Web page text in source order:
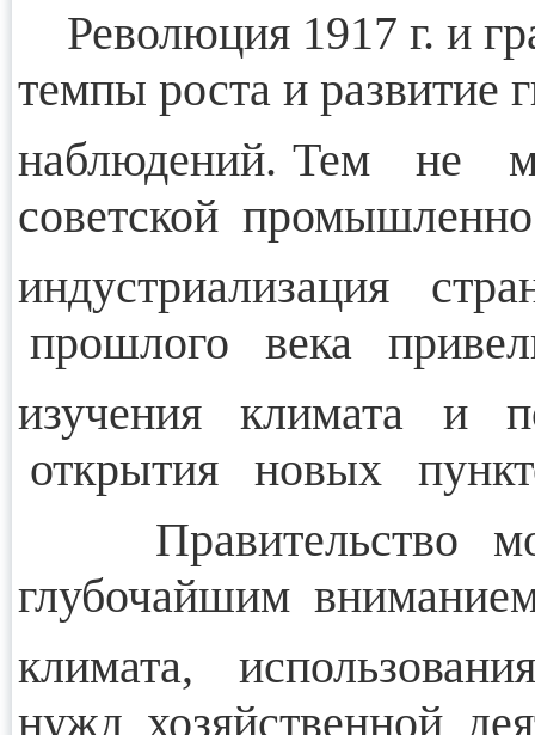
Революция 1917 г. и
темпы роста и развитие
наблюдений. Тем не
советской
индустриализация
прошлого века
изучения климата и
открытия новых
Правительство
глубочайшим
климата,
нужд хозяйственной